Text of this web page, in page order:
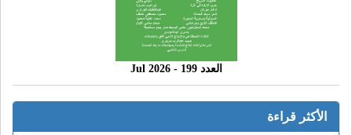
العدد 199 - 2026 Jul
الأكثر قراءة